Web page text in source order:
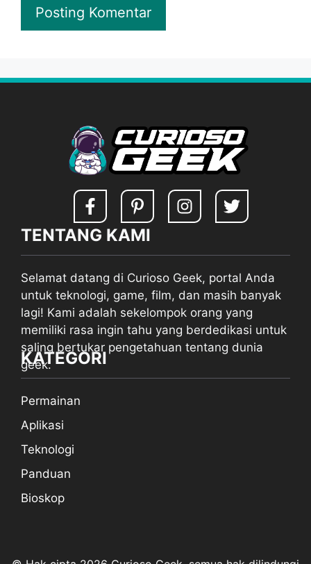
TENTANG KAMI
Selamat datang di Curioso Geek, portal Anda
untuk teknologi, game, film, dan masih banyak
lagi! Kami adalah sekelompok orang yang
memiliki rasa ingin tahu yang berdedikasi untuk
saling bertukar pengetahuan tentang dunia
geek.
KATEGORI
Permainan
Aplikasi
Teknologi
Panduan
Bioskop